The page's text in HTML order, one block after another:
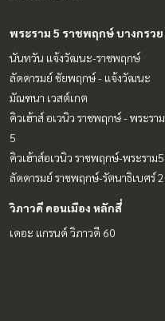
พระราม 5 ราชพฤกษ์ บางกรวย
นันทวัน แจ้งวัฒนะ-ราชพฤกษ์
ลัดดารมย์ ชัยพฤกษ์ - แจ้งวัฒนะ
มัณฑนา เวสต์เกต
คิวเฮ้าส์ อเวนิว ราชพฤกษ์ - พระราม
5
คิวเฮ้าส์อเวนิว ราชพฤกษ์-พระราม5
ลัดดารมย์ ราชพฤกษ์-รัตนาธิเบศร์ 2
วิภาวดี ดอนเมือง หลักสี่
เดอะ แกรนด์ วิภาวดี 60